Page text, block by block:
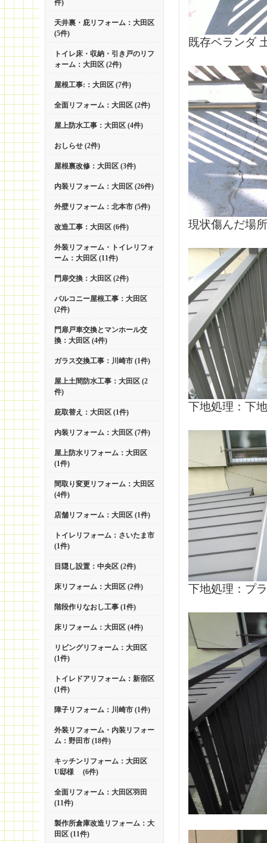
件)
天井裏・庇リフォーム：大田区
(5件)
トイレ床・収納・引き戸のリフ
ォーム：大田区 (2件)
屋根工事:：大田区 (7件)
全面リフォーム：大田区 (2件)
屋上防水工事：大田区 (4件)
おしらせ (2件)
屋根裏改修：大田区 (3件)
内装リフォーム：大田区 (26件)
外壁リフォーム：北本市 (5件)
改造工事：大田区 (6件)
外装リフォーム・トイレリフォ
ーム：大田区 (11件)
門扉交換：大田区 (2件)
バルコニー屋根工事：大田区
(2件)
門扉戸車交換とマンホール交
換：大田区 (4件)
ガラス交換工事：川崎市 (1件)
屋上土間防水工事：大田区 (2
件)
庇取替え：大田区 (1件)
内装リフォーム：大田区 (7件)
屋上防水リフォーム：大田区
(1件)
間取り変更リフォーム：大田区
(4件)
店舗リフォーム：大田区 (1件)
トイレリフォーム：さいたま市
(1件)
目隠し設置：中央区 (2件)
床リフォーム：大田区 (2件)
階段作りなおし工事 (1件)
床リフォーム：大田区 (4件)
リビングリフォーム：大田区
(1件)
トイレドアリフォーム：新宿区
(1件)
障子リフォーム：川崎市 (1件)
外装リフォーム・内装リフォー
ム：野田市 (18件)
キッチンリフォーム：大田区
U邸様 (6件)
全面リフォーム：大田区羽田
(11件)
製作所倉庫改造リフォーム：大
田区 (11件)
既存ベランダ
現状傷んだ場
下地処理：下
下地処理：プ